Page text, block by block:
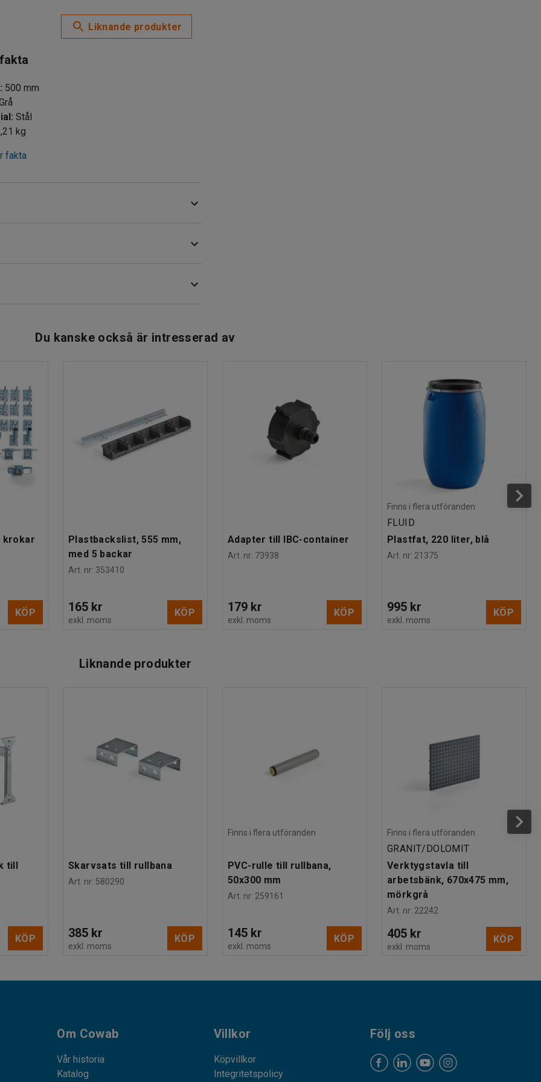
Liknande produkter
: 500 mm
: Stål
kg
fakta
Du kanske också är intresserad av
krokar
KÖP
Plastbackslist, 555 mm,
med 5 backar
Art. nr: 353410
165 kr
exkl. moms
KÖP
Adapter till IBC-container
Art. nr: 73938
179 kr
exkl. moms
KÖP
Finns i flera utföranden
FLUID
Plastfat, 220 liter, blå
Art. nr: 21375
995 kr
exkl. moms
KÖP
Liknande produkter
till
KÖP
Skarvsats till rullbana
Art. nr: 580290
385 kr
exkl. moms
KÖP
Finns i flera utföranden
PVC-rulle till rullbana,
50x300 mm
Art. nr: 259161
145 kr
exkl. moms
KÖP
Finns i flera utföranden
GRANIT/DOLOMIT
Verktygstavla till
arbetsbänk, 670x475 mm,
mörkgrå
Art. nr: 22242
405 kr
exkl. moms
KÖP
Om Cowab
Vår historia
Katalog
Villkor
Köpvillkor
Integritetspolicy
Följ oss